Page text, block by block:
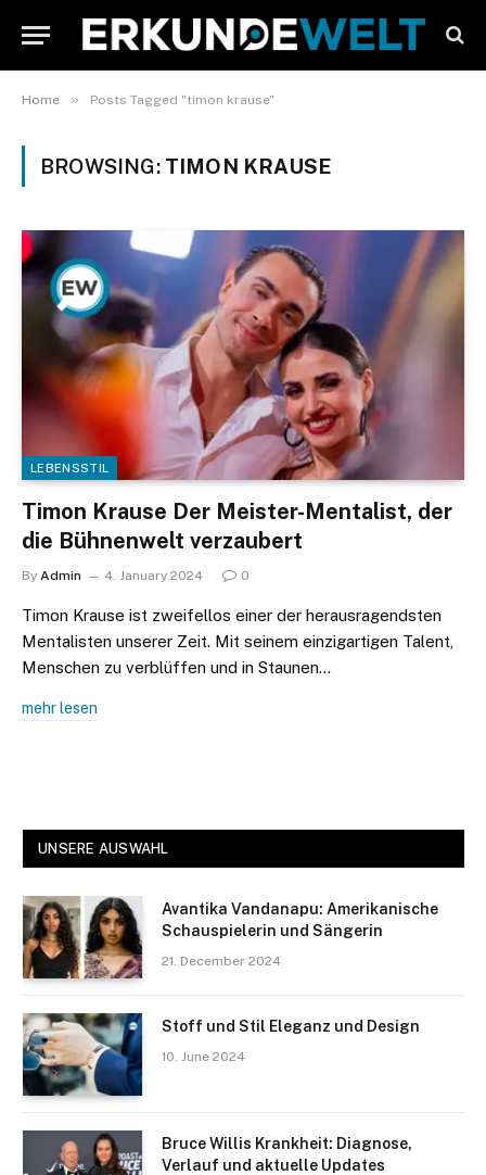
Home » Posts Tagged "timon krause"
BROWSING: TIMON KRAUSE
LEBENSSTIL
Timon Krause Der Meister-Mentalist, der
die Bühnenwelt verzaubert
By Admin 4. January 2024 0
Timon Krause ist zweifellos einer der herausragendsten
Mentalisten unserer Zeit. Mit seinem einzigartigen Talent,
Menschen zu verblüffen und in Staunen…
mehr lesen
UNSERE AUSWAHL
Avantika Vandanapu: Amerikanische
Schauspielerin und Sängerin
21. December 2024
Stoff und Stil Eleganz und Design
10. June 2024
Bruce Willis Krankheit: Diagnose,
Verlauf und aktuelle Updates